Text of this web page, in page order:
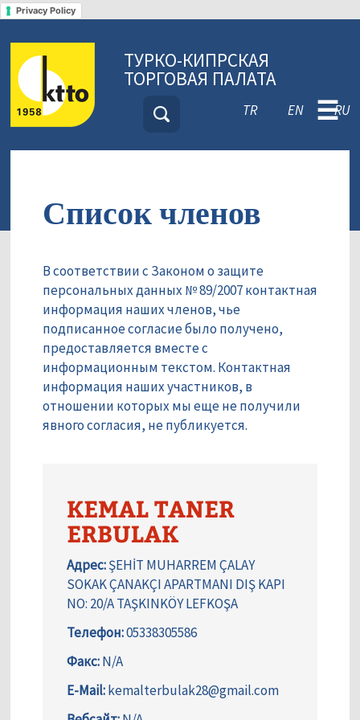
Privacy Policy
ТУРКО-КИПРСКАЯ
ТОРГОВАЯ ПАЛАТА
TR EN RU
☰
Список членов
В соответствии с Законом о защите
персональных данных № 89/2007 контактная
информация наших членов, чье
подписанное согласие было получено,
предоставляется вместе с
информационным текстом. Контактная
информация наших участников, в
отношении которых мы еще не получили
явного согласия, не публикуется.
KEMAL TANER
ERBULAK
Адрес:ŞEHİT MUHARREM ÇALAY
SOKAK ÇANAKÇI APARTMANI DIŞ KAPI
NO: 20/A TAŞKINKÖY LEFKOŞA
Телефон:05338305586
Факс:N/A
E-Mail:kemalterbulak28@gmail.com